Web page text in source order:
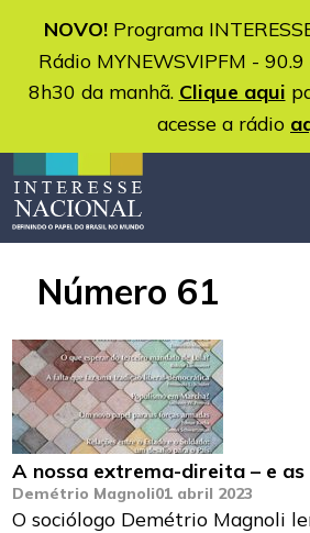
NOVO!Programa
Rádio MYNEWSVIPFM -
8h30 da manhã. Clique aqui
acesse a rádio
Número 61
A nossa extrema-direita – e as
Demétrio Magnoli01 abril 2023
O sociólogo Demétrio Magnoli